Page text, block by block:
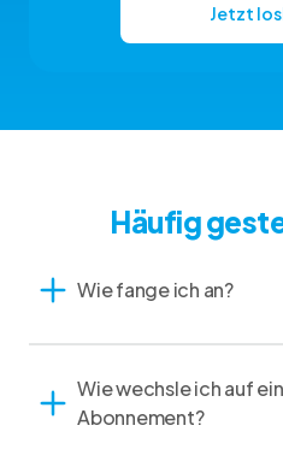
Jetzt
Häufig
Wie fange ich an?
Wie wechsle ich auf
Abonnement?